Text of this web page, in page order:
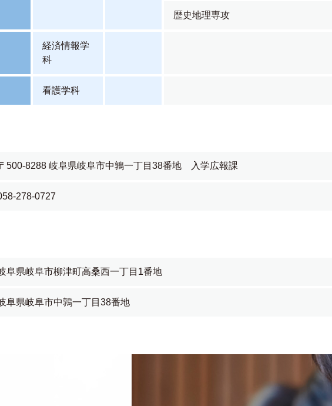
歴史地理専攻
経済情報学
科
看護学科
500-8288 岐阜県岐阜市中鶉一丁目38番地 入学広報課
278-0727
阜県岐阜市柳津町高桑西一丁目1番地
阜県岐阜市中鶉一丁目38番地